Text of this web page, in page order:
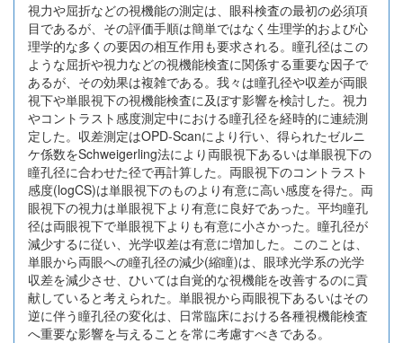
視力や屈折などの視機能の測定は、眼科検査の最初の必須項
目であるが、その評価手順は簡単ではなく生理学的および心
理学的な多くの要因の相互作用も要求される。瞳孔径はこの
ような屈折や視力などの視機能検査に関係する重要な因子で
あるが、その効果は複雑である。我々は瞳孔径や収差が両眼
視下や単眼視下の視機能検査に及ぼす影響を検討した。視力
やコントラスト感度測定中における瞳孔径を経時的に連続測
定した。収差測定はOPD-Scanにより行い、得られたゼルニ
ケ係数をSchweigerling法により両眼視下あるいは単眼視下の
瞳孔径に合わせた径で再計算した。両眼視下のコントラスト
感度(logCS)は単眼視下のものより有意に高い感度を得た。両
眼視下の視力は単眼視下より有意に良好であった。平均瞳孔
径は両眼視下で単眼視下よりも有意に小さかった。瞳孔径が
減少するに従い、光学収差は有意に増加した。このことは、
単眼から両眼への瞳孔径の減少(縮瞳)は、眼球光学系の光学
収差を減少させ、ひいては自覚的な視機能を改善するのに貢
献していると考えられた。単眼視から両眼視下あるいはその
逆に伴う瞳孔径の変化は、日常臨床における各種視機能検査
へ重要な影響を与えることを常に考慮すべきである。